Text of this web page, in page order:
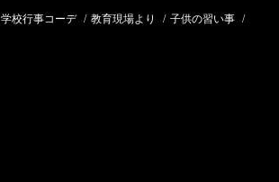
学校行事コーデ / 教育現場より / 子供の習い事 /